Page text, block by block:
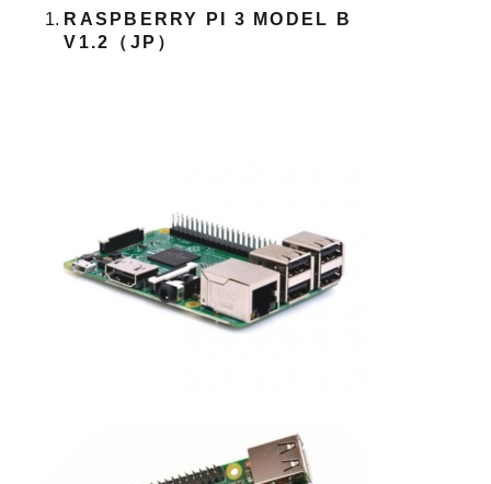
RASPBERRY PI 3 MODEL B
V1.2（JP）